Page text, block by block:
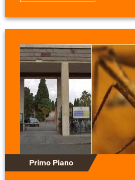
Primo Piano